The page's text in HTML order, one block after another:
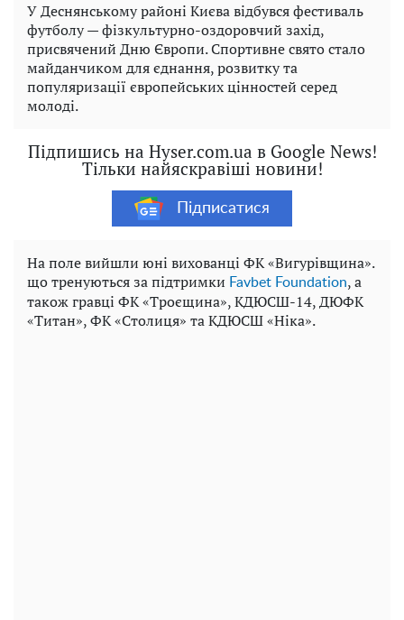
У Деснянському районі Києва відбувся фестиваль
футболу — фізкультурно-оздоровчий захід,
присвячений Дню Європи. Спортивне свято стало
майданчиком для єднання, розвитку та
популяризації європейських цінностей серед
молоді.
Підпишись на Hyser.com.ua в Google News!
Тільки найяскравіші новини!
Підписатися
На поле вийшли юні вихованці ФК «Вигурівщина».
що тренуються за підтримки Favbet Foundation, а
також гравці ФК «Троєщина», КДЮСШ-14, ДЮФК
«Титан», ФК «Столиця» та КДЮСШ «Ніка».